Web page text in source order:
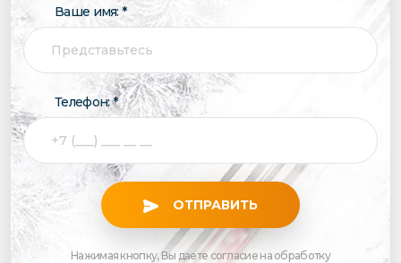
Ваше имя: *
Телефон: *
ОТПРАВИТЬ
Нажимая кнопку, Вы даете согласие на обработку